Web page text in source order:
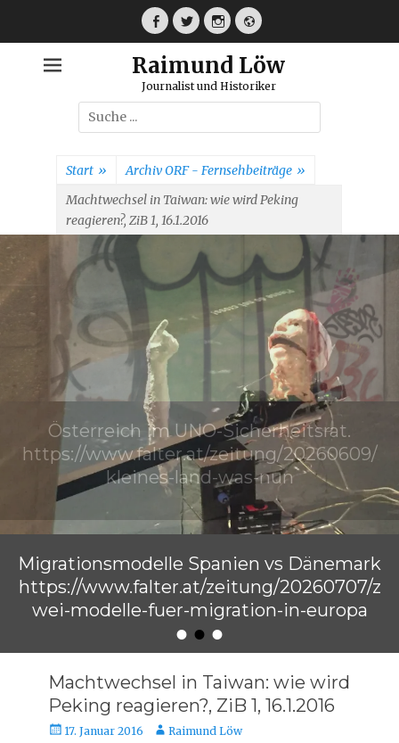
Facebook
TwitterInstagramWebseite
Raimund Löw
Journalist und Historiker
Suche
nach:
Start » Archiv ORF - Fernsehbeiträge »
Machtwechsel in Taiwan: wie wird Peking
reagieren?, ZiB 1, 16.1.2016
•••
Österreich im UNO-Sicherheitsrat.
https://www.falter.at/zeitung/20260609/
kleines-land-was-nun
Veröffentlicht am Raimund Löw
Migrationsmodelle Spanien vs Dänemark
https://www.falter.at/zeitung/20260707/z
wei-modelle-fuer-migration-in-europa
Raimund Löw
Machtwechsel in Taiwan: wie wird
Peking reagieren?, ZiB 1, 16.1.2016
Veröffentlicht
17. Januar 2016 AutorRaimund Löw